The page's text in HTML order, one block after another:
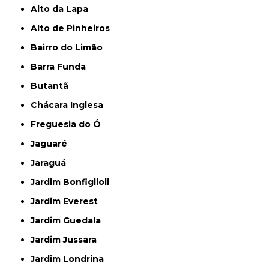
Alto da Lapa
Alto de Pinheiros
Bairro do Limão
Barra Funda
Butantã
Chácara Inglesa
Freguesia do Ó
Jaguaré
Jaraguá
Jardim Bonfiglioli
Jardim Everest
Jardim Guedala
Jardim Jussara
Jardim Londrina